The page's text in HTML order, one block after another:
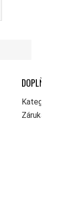
DOPLŇKOVÉ
Kategorie
Záruka